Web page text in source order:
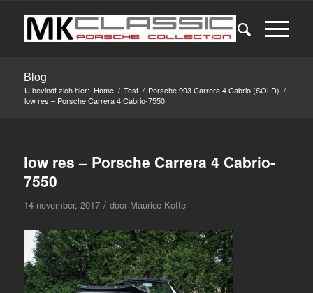
Blog
U bevindt zich hier: Home / Test / Porsche 993 Carrera 4 Cabrio (SOLD) /
low res – Porsche Carrera 4 Cabrio-7550
low res – Porsche Carrera 4 Cabrio-
7550
14 november, 2017 / door Maurice Kotte